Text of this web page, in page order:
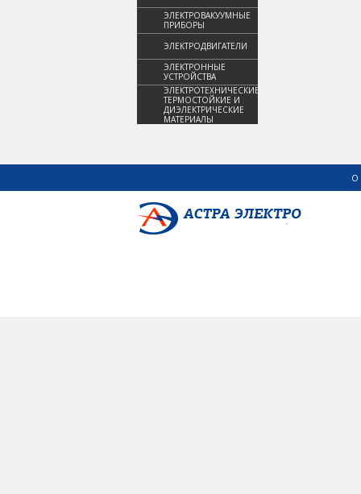
ЭЛЕКТРОВАКУУМНЫЕ
ПРИБОРЫ
ЭЛЕКТРОДВИГАТЕЛИ
ЭЛЕКТРОННЫЕ
УСТРОЙСТВА
ЭЛЕКТРОТЕХНИЧЕСКИЕ,
ТЕРМОСТОЙКИЕ И
ДИЭЛЕКТРИЧЕСКИЕ
МАТЕРИАЛЫ